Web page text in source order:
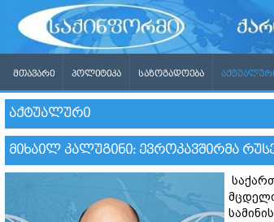
ᲛᲗᲐᲕᲐᲠᲘ ᲞᲝᲚᲘᲢᲘᲙᲐ ᲡᲐᲖᲝᲒᲐᲓᲝᲔᲑᲐ
ᲐᲥᲢᲣᲐᲚᲣᲠᲘ
ᲛᲘᲮᲐᲘᲚ ᲙᲐᲚᲣᲒᲘᲜᲘ: ᲔᲕᲠᲝᲙᲐᲕᲨᲘᲠᲛᲐ